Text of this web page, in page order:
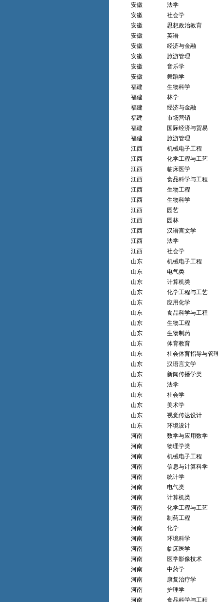
安徽
法学
安徽
社会学
安徽
思想政治教育
安徽
英语
安徽
经济与金融
安徽
旅游管理
安徽
音乐学
安徽
舞蹈学
福建
生物科学
福建
林学
福建
经济与金融
福建
市场营销
福建
国际经济与贸易
福建
旅游管理
江西
机械电子工程
江西
化学工程与工艺
江西
临床医学
江西
食品科学与工程
江西
生物工程
江西
生物科学
江西
园艺
江西
园林
江西
汉语言文学
江西
法学
江西
社会学
山东
机械电子工程
山东
电气类
山东
计算机类
山东
化学工程与工艺
山东
应用化学
山东
食品科学与工程
山东
生物工程
山东
生物制药
山东
体育教育
山东
社会体育指导与管
山东
汉语言文学
山东
新闻传播学类
山东
法学
山东
社会学
山东
美术学
山东
视觉传达设计
山东
环境设计
河南
数学与应用数学
河南
物理学类
河南
机械电子工程
河南
信息与计算科学
河南
统计学
河南
电气类
河南
计算机类
河南
化学工程与工艺
河南
制药工程
河南
化学
河南
环境科学
河南
临床医学
河南
医学影像技术
河南
中药学
河南
康复治疗学
河南
护理学
河南
食品科学与工程